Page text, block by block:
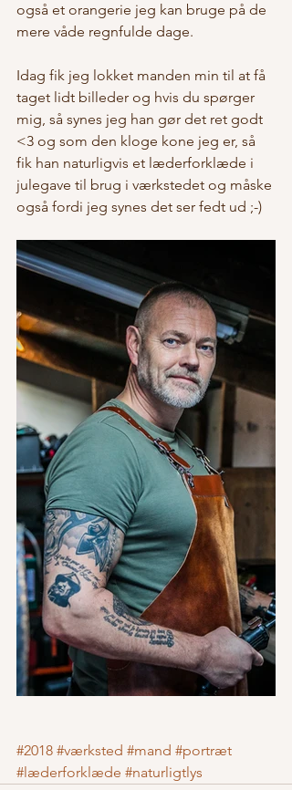
også et orangerie jeg kan bruge på de
mere våde regnfulde dage.
Idag fik jeg lokket manden min til at få
taget lidt billeder og hvis du spørger
mig, så synes jeg han gør det ret godt
<3 og som den kloge kone jeg er, så
fik han naturligvis et læderforklæde i
julegave til brug i værkstedet og måske
også fordi jeg synes det ser fedt ud ;-)
#2018 #værksted #mand #portræt
#læderforklæde #naturligtlys